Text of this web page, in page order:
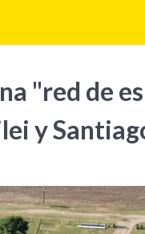
"red de
y